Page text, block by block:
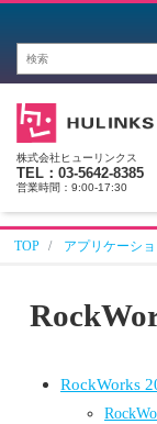
株式会社ヒューリンクス
TEL：03-5642-8385
営業時間：9:00-17:30
TOP アプリケーシ
RockWorks